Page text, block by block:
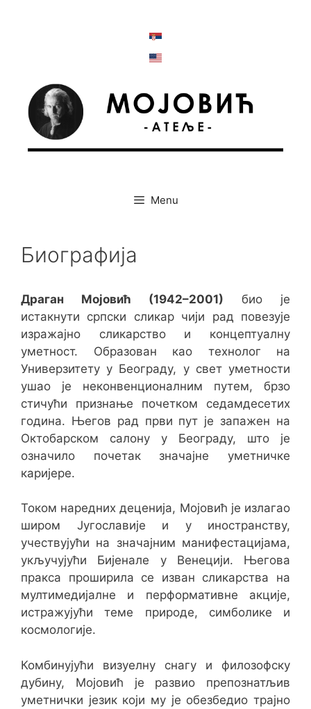
Menu
Биографија
Драган Мојовић (1942–2001) био је
истакнути српски сликар чији рад повезује
изражајно сликарство и концептуалну
уметност. Образован као технолог на
Универзитету у Београду, у свет уметности
ушао је неконвенционалним путем, брзо
стичући признање почетком седамдесетих
година. Његов рад први пут је запажен на
Октобарском салону у Београду, што је
означило почетак значајне уметничке
каријере.
Током наредних деценија, Мојовић је излагао
широм Југославије и у иностранству,
учествујући на значајним манифестацијама,
укључујући Бијенале у Венецији. Његова
пракса проширила се изван сликарства на
мултимедијалне и перформативне акције,
истражујући теме природе, симболике и
космологије.
Комбинујући визуелну снагу и филозофску
дубину, Мојовић је развио препознатљив
уметнички језик који му је обезбедио трајно